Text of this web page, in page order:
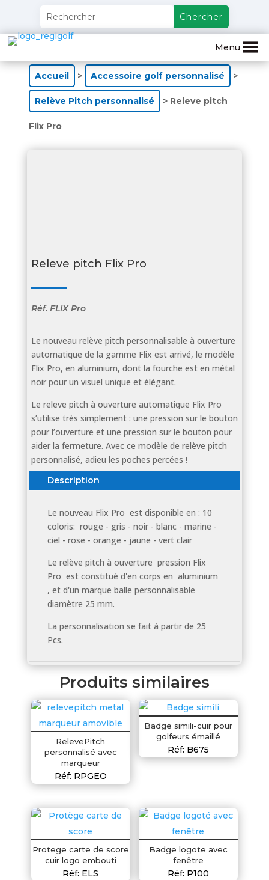
Menu
Accueil > Accessoire golf personnalisé >
Relève Pitch personnalisé > Releve pitch
Flix Pro
Releve pitch Flix Pro
Réf. FLIX Pro
Le nouveau relève pitch personnalisable à ouverture
automatique de la gamme Flix est arrivé, le modèle
Flix Pro, en aluminium, dont la fourche est en métal
noir pour un visuel unique et élégant.
Le releve pitch à ouverture automatique Flix Pro
s’utilise très simplement : une pression sur le bouton
pour l’ouverture et une pression sur le bouton pour
aider la fermeture. Avec ce modèle de relève pitch
personnalisé, adieu les poches percées !
Description
Le nouveau Flix Pro est disponible en : 10
coloris: rouge - gris - noir - blanc - marine -
ciel - rose - orange - jaune - vert clair
Le relève pitch à ouverture pression Flix
Pro est constitué d'en corps en aluminium
, et d'un marque balle personnalisable
diamètre 25 mm.
La personnalisation se fait à partir de 25
Pcs.
Produits similaires
RelevePitch
personnalisé avec
marqueur
Réf: RPGEO
Badge simili-cuir pour
golfeurs émaillé
Réf: B675
Protege carte de score
cuir logo embouti
Réf: ELS
Badge logote avec
fenêtre
Réf: P100